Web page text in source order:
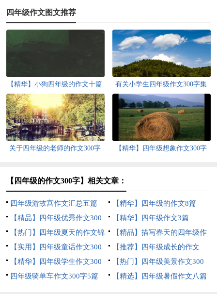
四年级作文图文推荐
【精华】小狗四年级的作文十篇
有关小学生四年级作文300字集
锦八篇
关于四年级的老师的作文300字
【精华】四年级想象作文300字
【四年级的作文300字】相关文章：
四年级游故宫作文汇总五篇
【精华】四年级的作文8篇
【精品】四年级优秀作文300
字集锦8篇
【精华】四年级作文3篇
【热门】四年级夏天的作文锦
集8篇
【精品】描写春天的四年级作
文500字3篇
【实用】四年级童话作文300
字锦集6篇
【推荐】四年级成长的作文
300字集合8篇
【精华】四年级学生作文300
字集锦九篇
【热门】四年级美景作文300
字汇编六篇
四年级骑单车作文300字5篇 【精选】四年级暑假作文八篇